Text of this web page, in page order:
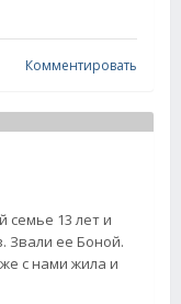
Комментировать
13 лет и
Звали ее Боной.
с нами жила и